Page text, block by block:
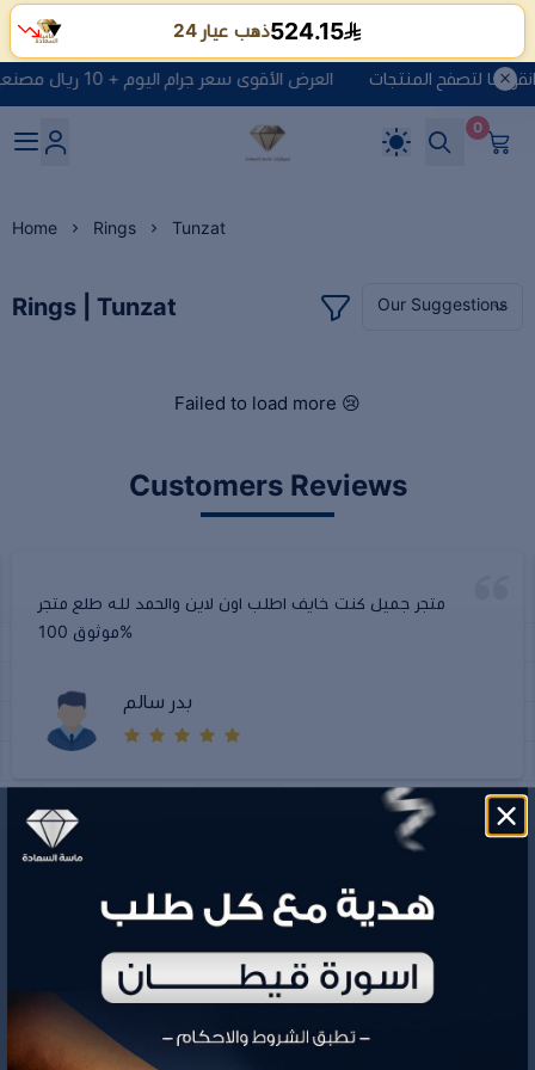
العرض الأقوى سعر جرام اليوم + 10 ريال مصنعية + الضريبه انقر هنا لتصفح المنتجات
Diamond of Happiness
0
Home Rings Tunzat
Rings | Tunzat
Failed to load more 😢
Customers Reviews
متجر جميل كنت خايف اطلب اون لاين والحمد لله طلع متجر
موثوق 100%
بدر سالم
Diamond of Happiness is a Saudi store specializing in gold
and jewelry. We blend the present and the past with elegant,
modern, and exclusive pieces.
ذهب عيار 24524.15
▼